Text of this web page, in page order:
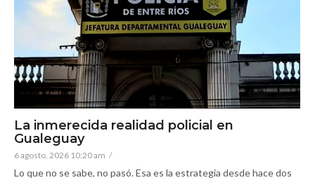
La inmerecida realidad policial en
Gualeguay
6 agosto, 2026 10:20 am /
Lo que no se sabe, no pasó. Esa es la estrategia desde hace dos